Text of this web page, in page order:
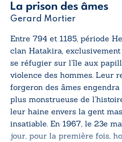
La prison des âmes
Gerard Mortier
Entre 794 et 1185, période
clan Hatakira,
se réfugier sur l’île aux
violence des hommes. Leur
forgeron des âmes
plus monstrueuse de
leur haine envers la gent
insatiable. En 1967, le 23e
jour, pour la première fois,